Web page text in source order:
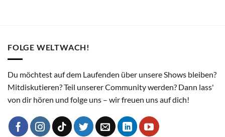
FOLGE WELTWACH!
Du möchtest auf dem Laufenden über unsere Shows bleiben?
Mitdiskutieren? Teil unserer Community werden? Dann lass'
von dir hören und folge uns – wir freuen uns auf dich!